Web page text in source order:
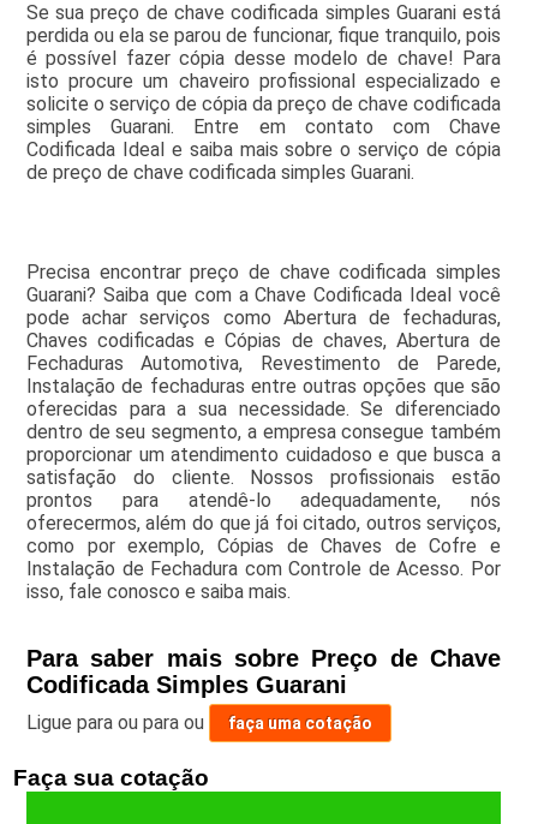
Se sua preço de chave codificada simples Guarani está
perdida ou ela se parou de funcionar, fique tranquilo, pois
é possível fazer cópia desse modelo de chave! Para
isto procure um chaveiro profissional especializado e
solicite o serviço de cópia da preço de chave codificada
simples Guarani. Entre em contato com Chave
Codificada Ideal e saiba mais sobre o serviço de cópia
de preço de chave codificada simples Guarani.
Precisa encontrar preço de chave codificada simples
Guarani? Saiba que com a Chave Codificada Ideal você
pode achar serviços como Abertura de fechaduras,
Chaves codificadas e Cópias de chaves, Abertura de
Fechaduras Automotiva, Revestimento de Parede,
Instalação de fechaduras entre outras opções que são
oferecidas para a sua necessidade. Se diferenciado
dentro de seu segmento, a empresa consegue também
proporcionar um atendimento cuidadoso e que busca a
satisfação do cliente. Nossos profissionais estão
prontos para atendê-lo adequadamente, nós
oferecermos, além do que já foi citado, outros serviços,
como por exemplo, Cópias de Chaves de Cofre e
Instalação de Fechadura com Controle de Acesso. Por
isso, fale conosco e saiba mais.
Para saber mais sobre Preço de Chave
Codificada Simples Guarani
Ligue para ou para ou faça uma cotação
Faça sua cotação